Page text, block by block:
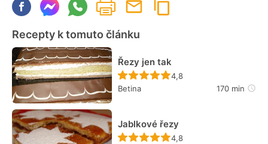
Recepty k tomuto článku
Řezy jen tak
Recept ještě nebyl
4,8
Betina
170 min
Jablkové řezy
Recept ještě nebyl
4,8